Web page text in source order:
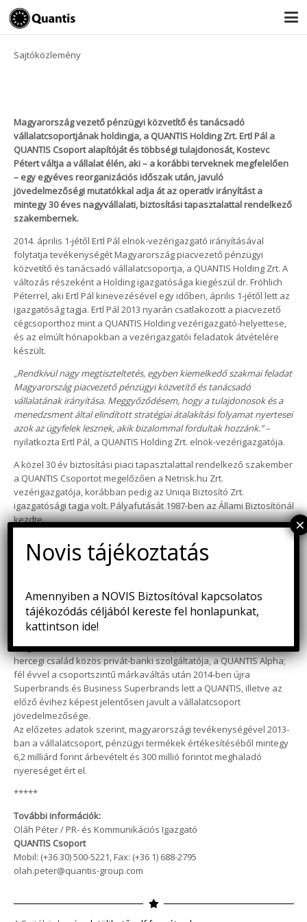
Sajtóközlemény
Magyarország vezető pénzügyi közvetítő és tanácsadó
vállalatcsoportjának holdingja, a QUANTIS Holding Zrt. Ertl Pál a
QUANTIS Csoport alapítóját és többségi tulajdonosát, Kostevc
Pétert váltja a vállalat élén, aki – a korábbi terveknek megfelelően
– egy egyéves reorganizációs időszak után, javuló
jövedelmezőségi mutatókkal adja át az operatív irányítást a
mintegy 30 éves nagyvállalati, biztosítási tapasztalattal rendelkező
szakembernek.
2014. április 1-jétől Ertl Pál elnök-vezérigazgató irányításával
folytatja tevékenységét Magyarország piacvezető pénzügyi
közvetítő és tanácsadó vállalatcsoportja, a QUANTIS Holding Zrt. A
változás részeként a Holding igazgatósága kiegészül dr. Fröhlich
Péterrel, aki Ertl Pál kinevezésével egy időben, április 1-jétől lett az
igazgatóság tagja. Ertl Pál 2013 nyarán csatlakozott a piacvezető
cégcsoporthoz mint a QUANTIS Holding vezérigazgató-helyettese,
és az elmúlt hónapokban a vezérigazgatói feladatok átvételére
készült.
„Rendkívül nagy megtiszteltetés, egyben kiemelkedő szakmai feladat
Magyarország piacvezető pénzügyi közvetítő és tanácsadó
vállalatának irányítása. Meggyőződésem, hogy a tulajdonosok és a
menedzsment által elindított stratégiai átalakítási folyamat nyertesei
azok az ügyfelek lesznek, akik bizalommal fordultak hozzánk.”–
nyilatkozta Ertl Pál, a QUANTIS Holding Zrt. elnök-vezérigazgatója.
A közel 30 év biztosítási piaci tapasztalattal rendelkező szakember
a QUANTIS Csoportot megelőzően a Netrisk.hu Zrt.
vezérigazgatója, korábban pedig az Uniqa Biztosító Zrt.
igazgatósági tagja volt. Pályafutását 1987-ben az Állami Biztosítónál
kezdte.
„Ertl Pál személyében egy felkészült és a QUANTIS Csoportot kívülről-
belülről jól ismerő, komoly szakmai háttérrel rendelkező vezető
került a cég élére, akinek a növekedési pályára állított vállalat
Kostevc Péter, a cégcsoport alapító tulajdonosa.
Kostevc Péter megközelítőleg egyéves irányítása alatt új üzletágak
elindításával fejeződött be a konszern szervezeti átalakítása.
Megkezdte működését a QUANTIS Csoport és a liechtensteini
hercegi család közös privát-banki szolgáltatója, a QUANTIS Alpha;
fél évvel a csoportszintű márkaváltás után 2014-ben újra
Superbrands és Business Superbrands lett a QUANTIS, illetve az
előző évihez képest jelentősen javult a vállalatcsoport
jövedelmezősége.
Az előzetes adatok szerint, magyarországi tevékenységével 2013-
ban a vállalatcsoport, pénzügyi termékek értékesítéséből mintegy
6,2 milliárd forint árbevételt és 300 millió forintot meghaladó
nyereséget ért el.
*****
További információk:
Oláh Péter / PR- és Kommunikációs Igazgató
QUANTIS Csoport
Mobil: (+36 30) 500-5221, Fax: (+36 1) 688-2795
olah.peter@quantis-group.com
Amennyiben a NOVIS Biztosítóval kapcsolatos
tájékozódás céljából kereste fel honlapunkat,
kattintson ide!